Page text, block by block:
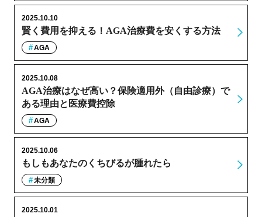
賢く費用を抑える！AGA治療費を安くする方法
2025.10.10
AGA
AGA治療はなぜ高い？保険適用外（自由診療）で
ある理由と医療費控除
2025.10.08
AGA
もしもあなたのくちびるが腫れたら
2025.10.06
未分類
2025.10.01